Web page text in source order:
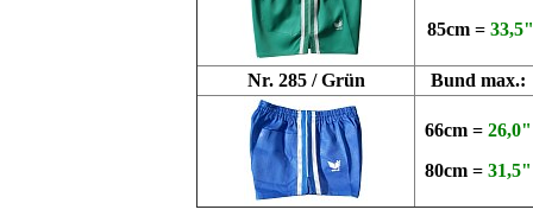
85cm = 33,5"
Nr. 285 / Grün Bund max.:
66cm = 26,0"
80cm = 31,5"